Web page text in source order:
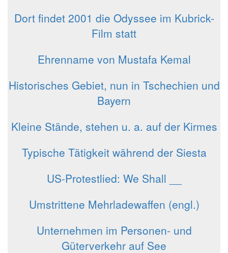
Dort findet 2001 die Odyssee im Kubrick-
Film statt
Ehrenname von Mustafa Kemal
Historisches Gebiet, nun in Tschechien und
Bayern
Kleine Stände, stehen u. a. auf der Kirmes
Typische Tätigkeit während der Siesta
US-Protestlied: We Shall __
Umstrittene Mehrladewaffen (engl.)
Unternehmen im Personen- und
Güterverkehr auf See